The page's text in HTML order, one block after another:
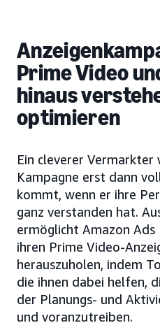
Prime Video
hinaus
optimieren
Ein cleverer Vermarkter
Kampagne erst dann
kommt, wenn er ihre
ganz verstanden hat.
ermöglicht Amazon Ads
ihren Prime Video-
herauszuholen, indem
die ihnen dabei helfen,
der Planungs- und
und voranzutreiben.